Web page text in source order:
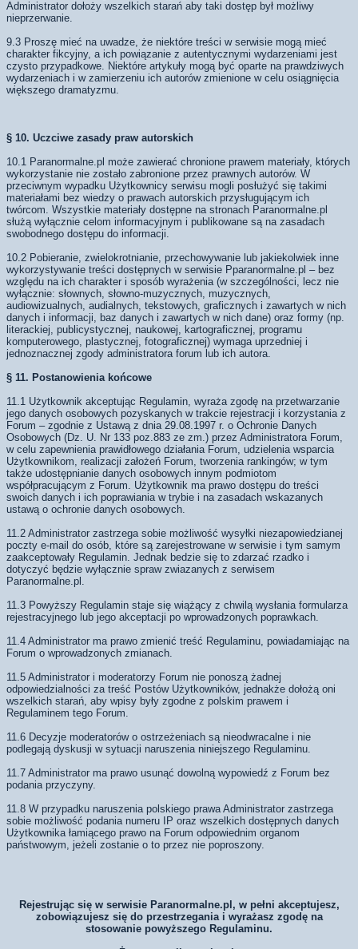
Administrator dołoży wszelkich starań aby taki dostęp był możliwy
nieprzerwanie.
9.3 Proszę mieć na uwadze, że niektóre treści w serwisie mogą mieć
charakter fikcyjny, a ich powiązanie z autentycznymi wydarzeniami jest
czysto przypadkowe. Niektóre artykuły mogą być oparte na prawdziwych
wydarzeniach i w zamierzeniu ich autorów zmienione w celu osiągnięcia
większego dramatyzmu.
§ 10. Uczciwe zasady praw autorskich
10.1 Paranormalne.pl może zawierać chronione prawem materiały, których
wykorzystanie nie zostało zabronione przez prawnych autorów. W
przeciwnym wypadku Użytkownicy serwisu mogli posłużyć się takimi
materiałami bez wiedzy o prawach autorskich przysługującym ich
twórcom. Wszystkie materiały dostępne na stronach Paranormalne.pl
służą wyłącznie celom informacyjnym i publikowane są na zasadach
swobodnego dostępu do informacji.
10.2 Pobieranie, zwielokrotnianie, przechowywanie lub jakiekolwiek inne
wykorzystywanie treści dostępnych w serwisie Pparanormalne.pl – bez
względu na ich charakter i sposób wyrażenia (w szczególności, lecz nie
wyłącznie: słownych, słowno-muzycznych, muzycznych,
audiowizualnych, audialnych, tekstowych, graficznych i zawartych w nich
danych i informacji, baz danych i zawartych w nich dane) oraz formy (np.
literackiej, publicystycznej, naukowej, kartograficznej, programu
komputerowego, plastycznej, fotograficznej) wymaga uprzedniej i
jednoznacznej zgody administratora forum lub ich autora.
§ 11. Postanowienia końcowe
11.1 Użytkownik akceptując Regulamin, wyraża zgodę na przetwarzanie
jego danych osobowych pozyskanych w trakcie rejestracji i korzystania z
Forum – zgodnie z Ustawą z dnia 29.08.1997 r. o Ochronie Danych
Osobowych (Dz. U. Nr 133 poz.883 ze zm.) przez Administratora Forum,
w celu zapewnienia prawidłowego działania Forum, udzielenia wsparcia
Użytkownikom, realizacji założeń Forum, tworzenia rankingów; w tym
także udostępnianie danych osobowych innym podmiotom
współpracującym z Forum. Użytkownik ma prawo dostępu do treści
swoich danych i ich poprawiania w trybie i na zasadach wskazanych
ustawą o ochronie danych osobowych.
11.2 Administrator zastrzega sobie możliwość wysyłki niezapowiedzianej
poczty e-mail do osób, które są zarejestrowane w serwisie i tym samym
zaakceptowały Regulamin. Jednak bedzie się to zdarzać rzadko i
dotyczyć będzie wyłącznie spraw zwiazanych z serwisem
Paranormalne.pl.
11.3 Powyższy Regulamin staje się wiążący z chwilą wysłania formularza
rejestracyjnego lub jego akceptacji po wprowadzonych poprawkach.
11.4 Administrator ma prawo zmienić treść Regulaminu, powiadamiając na
Forum o wprowadzonych zmianach.
11.5 Administrator i moderatorzy Forum nie ponoszą żadnej
odpowiedzialności za treść Postów Użytkowników, jednakże dołożą oni
wszelkich starań, aby wpisy były zgodne z polskim prawem i
Regulaminem tego Forum.
11.6 Decyzje moderatorów o ostrzeżeniach są nieodwracalne i nie
podlegają dyskusji w sytuacji naruszenia niniejszego Regulaminu.
11.7 Administrator ma prawo usunąć dowolną wypowiedź z Forum bez
podania przyczyny.
11.8 W przypadku naruszenia polskiego prawa Administrator zastrzega
sobie możliwość podania numeru IP oraz wszelkich dostępnych danych
Użytkownika łamiącego prawo na Forum odpowiednim organom
państwowym, jeżeli zostanie o to przez nie poproszony.
Rejestrując się w serwisie Paranormalne.pl, w pełni akceptujesz,
zobowiązujesz się do przestrzegania i wyrażasz zgodę na
stosowanie powyższego Regulaminu.